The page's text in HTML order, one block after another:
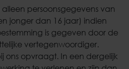
persoonsgegevens van
jonger dan 16 jaar) indien
is gegeven door de
vertegenwoordiger.
ons opvraagt. In een dergelijk